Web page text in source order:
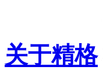
关于精格